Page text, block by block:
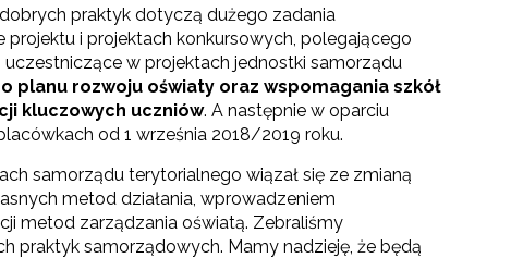
praktyk dotyczą dużego zadania
projektu i projektach konkursowych, polegającego
w projektach jednostki samorządu
planu rozwoju oświaty oraz wspomagania szkół
kluczowych uczniów. A następnie w oparciu
od 1 września 2018/2019 roku.
samorządu terytorialnego wiązał się ze zmianą
metod działania, wprowadzeniem
metod zarządzania oświatą. Zebraliśmy
praktyk samorządowych. Mamy nadzieję, że będą